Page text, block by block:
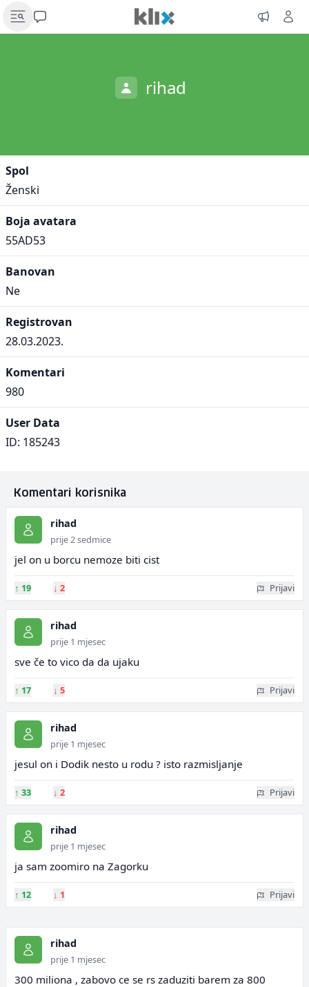
rihad
Spol
Ženski
Boja avatara
55AD53
Banovan
Ne
Registrovan
28.03.2023.
Komentari
980
User Data
ID: 185243
Komentari korisnika
rihad
prije 2 sedmice
jel on u borcu nemoze biti cist
↑ 19 ↓ 2 Prijavi
rihad
prije 1 mjesec
sve če to vico da da ujaku
↑ 17 ↓ 5 Prijavi
rihad
prije 1 mjesec
jesul on i Dodik nesto u rodu ? isto razmisljanje
↑ 33 ↓ 2 Prijavi
rihad
prije 1 mjesec
ja sam zoomiro na Zagorku
↑ 12 ↓ 1 Prijavi
rihad
prije 1 mjesec
300 miliona , zabovo ce se rs zaduziti barem za 800